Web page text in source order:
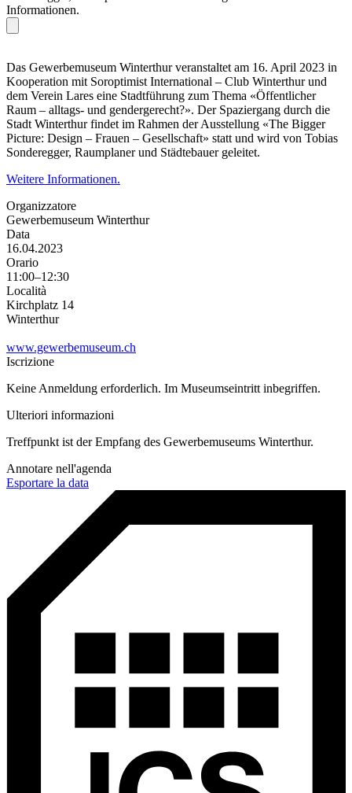
Informationen.
Das Gewerbemuseum Winterthur veranstaltet am 16. April 2023 in
Kooperation mit Soroptimist International – Club Winterthur und
dem Verein Lares eine Stadtführung zum Thema «Öffentlicher
Raum – alltags- und gendergerecht?». Der Spaziergang durch die
Stadt Winterthur findet im Rahmen der Ausstellung «The Bigger
Picture: Design – Frauen – Gesellschaft» statt und wird von Tobias
Sonderegger, Raumplaner und Städtebauer geleitet.
Weitere Informationen.
Organizzatore
Gewerbemuseum Winterthur
Data
16.04.2023
Orario
11:00–12:30
Località
Kirchplatz 14
Winterthur
www.gewerbemuseum.ch
Iscrizione
Keine Anmeldung erforderlich. Im Museumseintritt inbegriffen.
Ulteriori informazioni
Treffpunkt ist der Empfang des Gewerbemuseums Winterthur.
Annotare nell'agenda
Esportare la data